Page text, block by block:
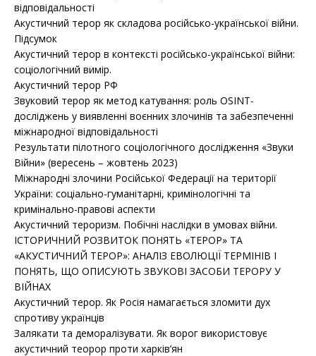
відповідальності
Акустичний терор як складова російсько-української війни.
Підсумок
Акустичний терор в контексті російсько-української війни:
соціологічний вимір.
Акустичний терор РФ
Звуковий терор як метод катування: роль OSINT-
досліджень у виявленні воєнних злочинів та забезпеченні
міжнародної відповідальності
Результати пілотного соціологічного дослідження «Звуки
Війни» (вересень – жовтень 2023)
Міжнародні злочини Російської Федерації на території
України: соціально-гуманітарні, кримінологічні та
кримінально-правові аспекти
Акустичний тероризм. Побічні наслідки в умовах війни.
ІСТОРИЧНИЙ РОЗВИТОК ПОНЯТЬ «ТЕРОР» ТА
«АКУСТИЧНИЙ ТЕРОР»: АНАЛІЗ ЕВОЛЮЦІЇ ТЕРМІНІВ І
ПОНЯТЬ, ЩО ОПИСУЮТЬ ЗВУКОВІ ЗАСОБИ ТЕРОРУ У
ВІЙНАХ
Акустичний терор. Як Росія намагається зломити дух
спротиву українців
Залякати та деморалізувати. Як ворог використовує
акустичний теорор проти харків’ян